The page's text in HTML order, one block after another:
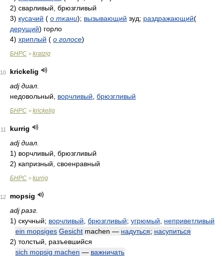
2) сварливый, брюзгливый
3) кусачий ( о ткани); вызывающий зуд; раздражающий(
дерущий) горло
4) хриплый ( о голосе)
БНРС > kratzig
10
krickelig
adj диал.
недовольный, ворчливый брюзгливый
БНРС > krickelig
11
kurrig
adj диал.
1) ворчливый, брюзгливый
2) капризный, своенравный
БНРС > kurrig
12
mopsig
adj разг.
1) скучный; ворчливый брюзгливый; угрюмый
неприветливый
ein mopsiges Gesicht machen — надуться; насупиться
2) толстый, разъевшийся
sich mopsig machen — важничать